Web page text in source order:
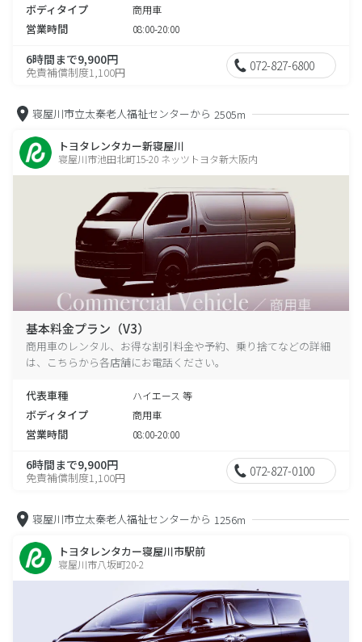
ボディタイプ 商用車
営業時間 08:00-20:00
6時間まで9,900円
免責補償制度1,100円 072-827-6800
寝屋川市立太秦老人福祉センターから 2505m
トヨタレンタカー新寝屋川
寝屋川市池田北町15-20 ネッツトヨタ新大阪内
基本料金プラン（V3）
商用車のレンタル、お得な割引料金や予約、乗り捨てなどの詳細
は、こちらから各店舗にお電話ください。
代表車種 ハイエース 等
ボディタイプ 商用車
営業時間 08:00-20:00
6時間まで9,900円
免責補償制度1,100円 072-827-0100
寝屋川市立太秦老人福祉センターから 1256m
トヨタレンタカー寝屋川市駅前
寝屋川市八坂町20-2